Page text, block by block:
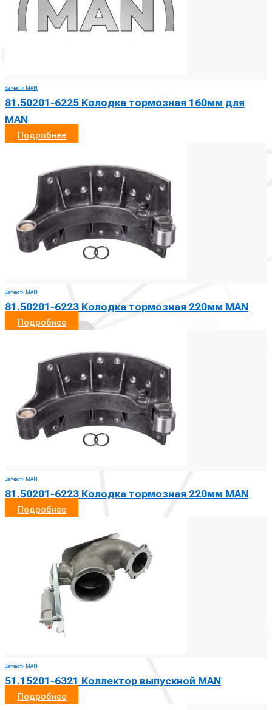
Запчасти MAN
81.50201-6225 Колодка тормозная 160мм для
MAN
Подробнее
Запчасти MAN
81.50201-6223 Колодка тормозная 220мм MAN
Подробнее
Запчасти MAN
81.50201-6223 Колодка тормозная 220мм MAN
Подробнее
Запчасти MAN
51.15201-6321 Коллектор выпускной MAN
Подробнее